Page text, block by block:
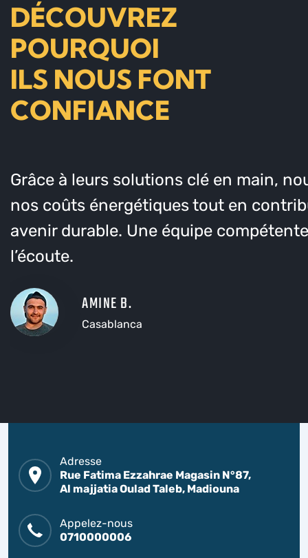
DÉCOUVREZ
POURQUOI
ILS NOUS FONT
CONFIANCE
Grâce à leurs solutions clé en main,
nos coûts énergétiques tout en
avenir durable. Une équipe
l’écoute.
AMINE B.
Casablanca
Adresse
Rue Fatima Ezzahrae Magasin N°87,
Al majjatia Oulad Taleb, Madiouna
Appelez-nous
0710000006